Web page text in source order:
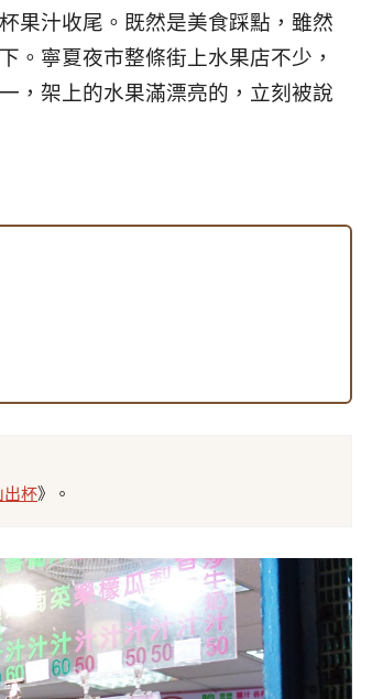
果汁收尾。既然是美食踩點，雖然
。寧夏夜市整條街上水果店不少，
，架上的水果滿漂亮的，立刻被說
出杯》。